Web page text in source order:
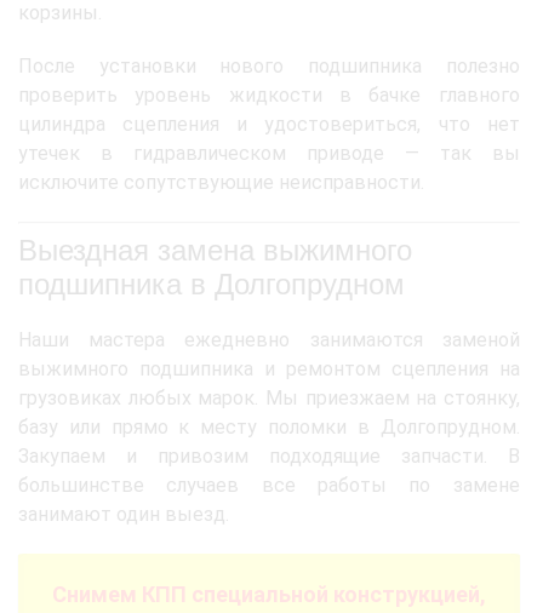
корзины.
После установки нового подшипника полезно
проверить уровень жидкости в бачке главного
цилиндра сцепления и удостовериться, что нет
утечек в гидравлическом приводе — так вы
исключите сопутствующие неисправности.
Выездная замена выжимного
подшипника в Долгопрудном
Наши мастера ежедневно занимаются заменой
выжимного подшипника и ремонтом сцепления на
грузовиках любых марок. Мы приезжаем на стоянку,
базу или прямо к месту поломки в Долгопрудном.
Закупаем и привозим подходящие запчасти. В
большинстве случаев все работы по замене
занимают один выезд.
Снимем КПП специальной конструкцией,